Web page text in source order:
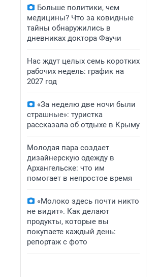
Больше политики, чем
медицины? Что за ковидные
тайны обнаружились в
дневниках доктора Фаучи
Нас ждут целых семь коротких
рабочих недель: график на
2027 год
«За неделю две ночи были
страшные»: туристка
рассказала об отдыхе в Крыму
Молодая пара создает
дизайнерскую одежду в
Архангельске: что им
помогает в непростое время
«Молоко здесь почти никто
не видит». Как делают
продукты, которые вы
покупаете каждый день:
репортаж с фото